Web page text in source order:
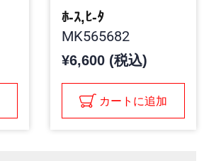
ﾎ-ｽ,ﾋ-ﾀ
MK565682
¥6,600 (税込)
カートに追加